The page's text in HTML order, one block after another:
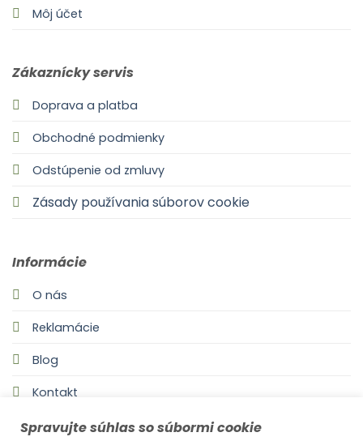
Môj účet
Zákaznícky servis
Doprava a platba
Obchodné podmienky
Odstúpenie od zmluvy
Zásady používania súborov cookie
Informácie
O nás
Reklamácie
Blog
Kontakt
Spravujte súhlas so súbormi cookie